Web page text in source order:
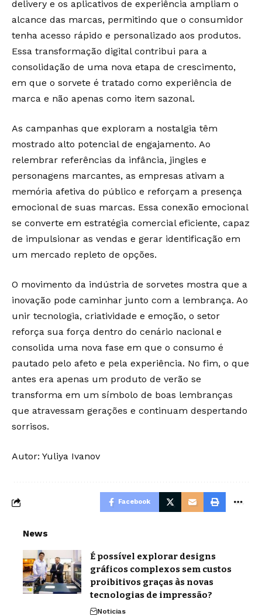
delivery e os aplicativos de experiência ampliam o
alcance das marcas, permitindo que o consumidor
tenha acesso rápido e personalizado aos produtos.
Essa transformação digital contribui para a
consolidação de uma nova etapa de crescimento,
em que o sorvete é tratado como experiência de
marca e não apenas como item sazonal.
As campanhas que exploram a nostalgia têm
mostrado alto potencial de engajamento. Ao
relembrar referências da infância, jingles e
personagens marcantes, as empresas ativam a
memória afetiva do público e reforçam a presença
emocional de suas marcas. Essa conexão emocional
se converte em estratégia comercial eficiente, capaz
de impulsionar as vendas e gerar identificação em
um mercado repleto de opções.
O movimento da indústria de sorvetes mostra que a
inovação pode caminhar junto com a lembrança. Ao
unir tecnologia, criatividade e emoção, o setor
reforça sua força dentro do cenário nacional e
consolida uma nova fase em que o consumo é
pautado pelo afeto e pela experiência. No fim, o que
antes era apenas um produto de verão se
transforma em um símbolo de boas lembranças
que atravessam gerações e continuam despertando
sorrisos.
Autor: Yuliya Ivanov
Facebook
News
É possível explorar designs
gráficos complexos sem custos
proibitivos graças às novas
tecnologias de impressão?
Noticias